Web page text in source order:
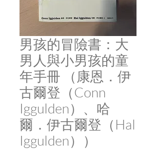
男孩的冒險書：大
男人與小男孩的童
年手冊 （康恩．伊
古爾登（Conn
Iggulden）、哈
爾．伊古爾登（Hal
Iggulden））